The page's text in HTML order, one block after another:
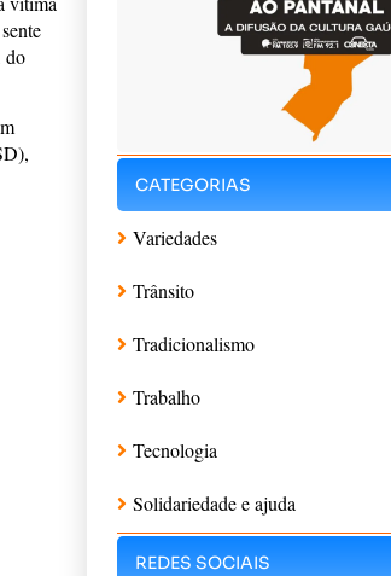
do
CATEGORIAS
Variedades
Trânsito
Tradicionalismo
Trabalho
Tecnologia
Solidariedade e ajuda
REDES SOCIAIS